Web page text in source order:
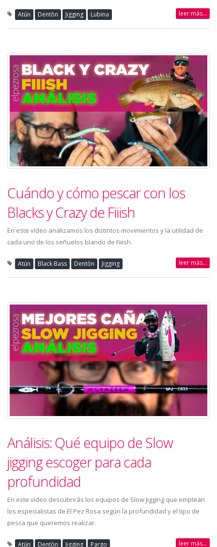
Atún Dentòn Jigging Lubina leer más...
Cuándo y cómo pescar con los
Blacks y Crazy de Fiiish
En este vídeo analizamos los distintos movimientos y la utilidad de
cada uno de los señuelos blando de Fiiish.
Atún Black Bass Dentòn Jigging leer más...
Análisis: Qué equipo de Slow
jigging escoger para cada
profundidad
En este vídeo descubrirás los equipos de Slow Jigging que emplean
los especialistas de El Pez Rosa según la profundidad y el tipo de
pesca que queremos realizar.
Atún Dentòn Jigging Pargo leer más...